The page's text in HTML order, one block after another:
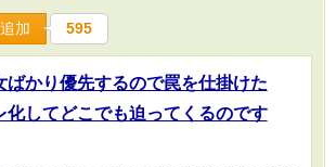
中です。
加 595
ばかり優先するので罠を仕掛けた
化してどこでも迫ってくるのです